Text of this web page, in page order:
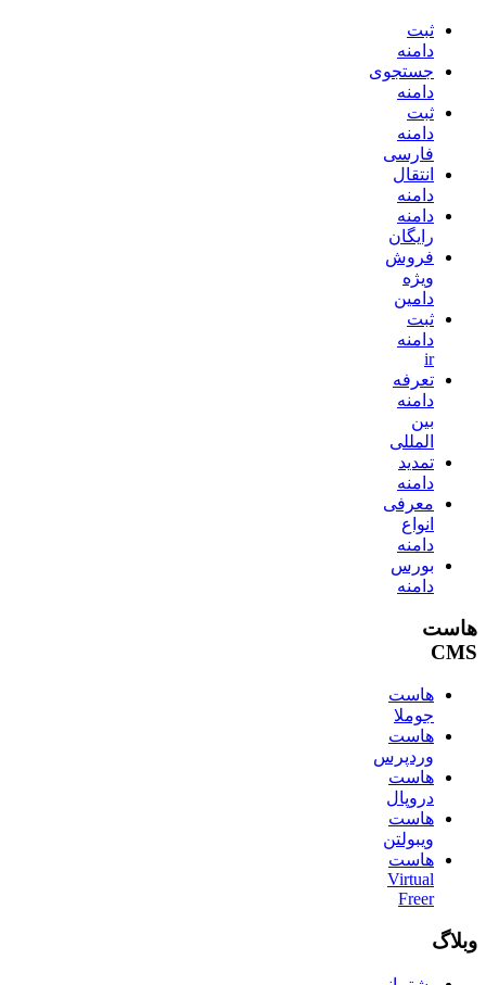
ثبت
دامنه
جستجوی
دامنه
ثبت
دامنه
فارسی
انتقال
دامنه
دامنه
رایگان
فروش
ویژه
دامین
ثبت
دامنه
ir
تعرفه
دامنه
بین
المللی
تمدید
دامنه
معرفی
انواع
دامنه
بورس
دامنه
هاست
CMS
هاست
جوملا
هاست
وردپرس
هاست
دروپال
هاست
ویبولتن
هاست
Virtual
Freer
وبلاگ